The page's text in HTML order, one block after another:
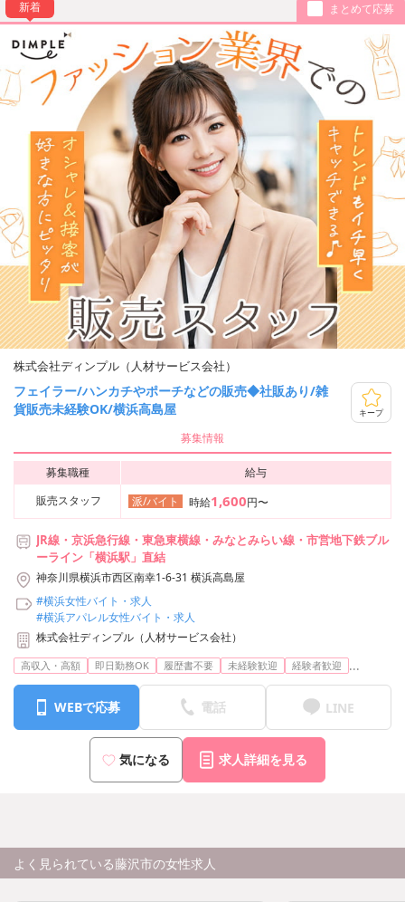
新着 まとめて応募
株式会社ディンプル（人材サービス会社）
フェイラー/ハンカチやポーチなどの販売◆社販あり/雑
貨販売未経験OK/横浜高島屋
キープ
募集情報
募集職種
給与
販売スタッフ
派/バイト 時給1,600円〜
JR線・京浜急行線・東急東横線・みなとみらい線・市営地下鉄ブル
ーライン「横浜駅」直結
神奈川県横浜市西区南幸1-6-31 横浜高島屋
#横浜女性バイト・求人
#横浜アパレル女性バイト・求人
株式会社ディンプル（人材サービス会社）
高収入・高額 即日勤務OK 履歴書不要 未経験歓迎 経験者歓迎 ...
WEBで応募 電話 LINE
気になる 求人詳細を見る
よく見られている藤沢市の女性求人